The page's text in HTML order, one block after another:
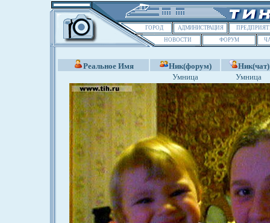
ГОРОД АДМИНИСТРАЦИЯ
НОВОСТИ
ФОРУМ
Реальное Имя Ник(форум)
Ник(чат)
Умница
Умница